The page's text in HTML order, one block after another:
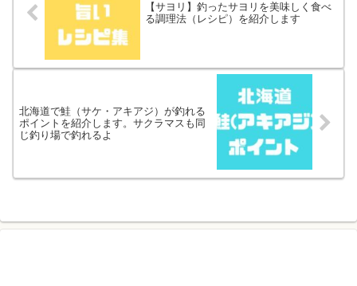
【サヨリ】釣ったサヨリを美味しく食べ
る調理法（レシピ）を紹介します
北海道で鮭（サケ・アキアジ）が釣れる
ポイントを紹介します。サクラマスも同
じ釣り場で釣れるよ